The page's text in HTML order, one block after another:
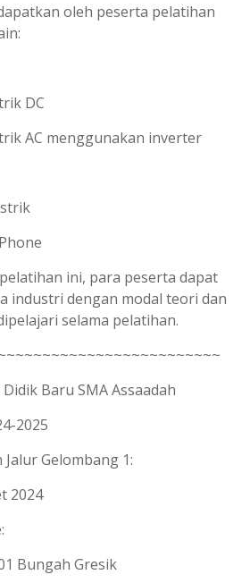
oleh peserta pelatihan
DC
AC menggunakan inverter
ini, para peserta dapat
industri dengan modal teori dan
selama pelatihan.
Baru SMA Assaadah
2025
Gelombang 1:
2024
Bungah Gresik